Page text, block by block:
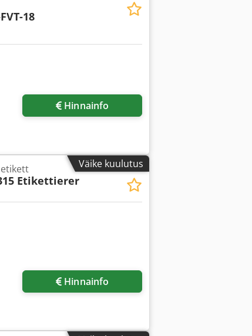
18
Hinnainfo
Väike kuulutus
etikett
Etikettierer
Hinnainfo